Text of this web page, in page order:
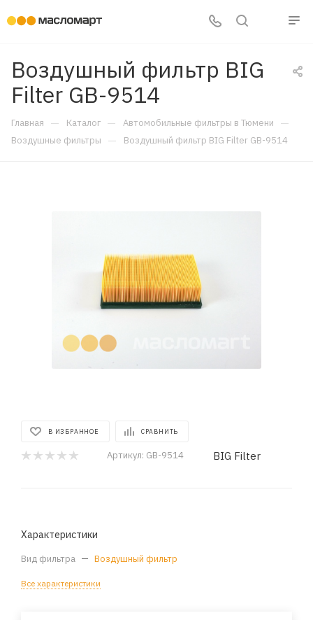
Воздушный фильтр BIG
Filter GB-9514
Главная — Каталог — Автомобильные фильтры в Тюмени —
Воздушные фильтры — Воздушный фильтр BIG Filter GB-9514
В ИЗБРАННОЕ СРАВНИТЬ
Артикул: GB-9514 BIG Filter
Характеристики
Вид фильтра — Воздушный фильтр
Все характеристики